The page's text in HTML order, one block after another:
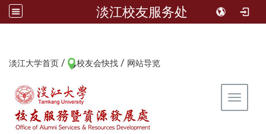
淡江校友服务处
淡江大学首页 / 校友会快找 / 网站导览
Toggle